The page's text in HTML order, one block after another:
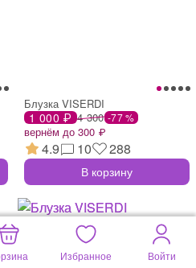
Блузка VISERDI
1 000 ₽ 4 300 -77 %
вернём до 300 ₽
4.9 10 288
В корзину
Избранное Войти